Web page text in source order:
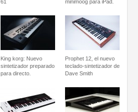
61
minimoog para iPad.
King korg: Nuevo
sintetizador preparado
para directo.
Prophet 12, el nuevo
teclado-sintetizador de
Dave Smith